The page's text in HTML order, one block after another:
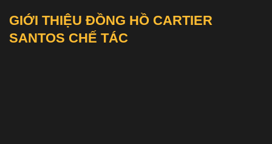
GIỚI THIỆU ĐỒNG HỒ CARTIER
SANTOS CHẾ TÁC